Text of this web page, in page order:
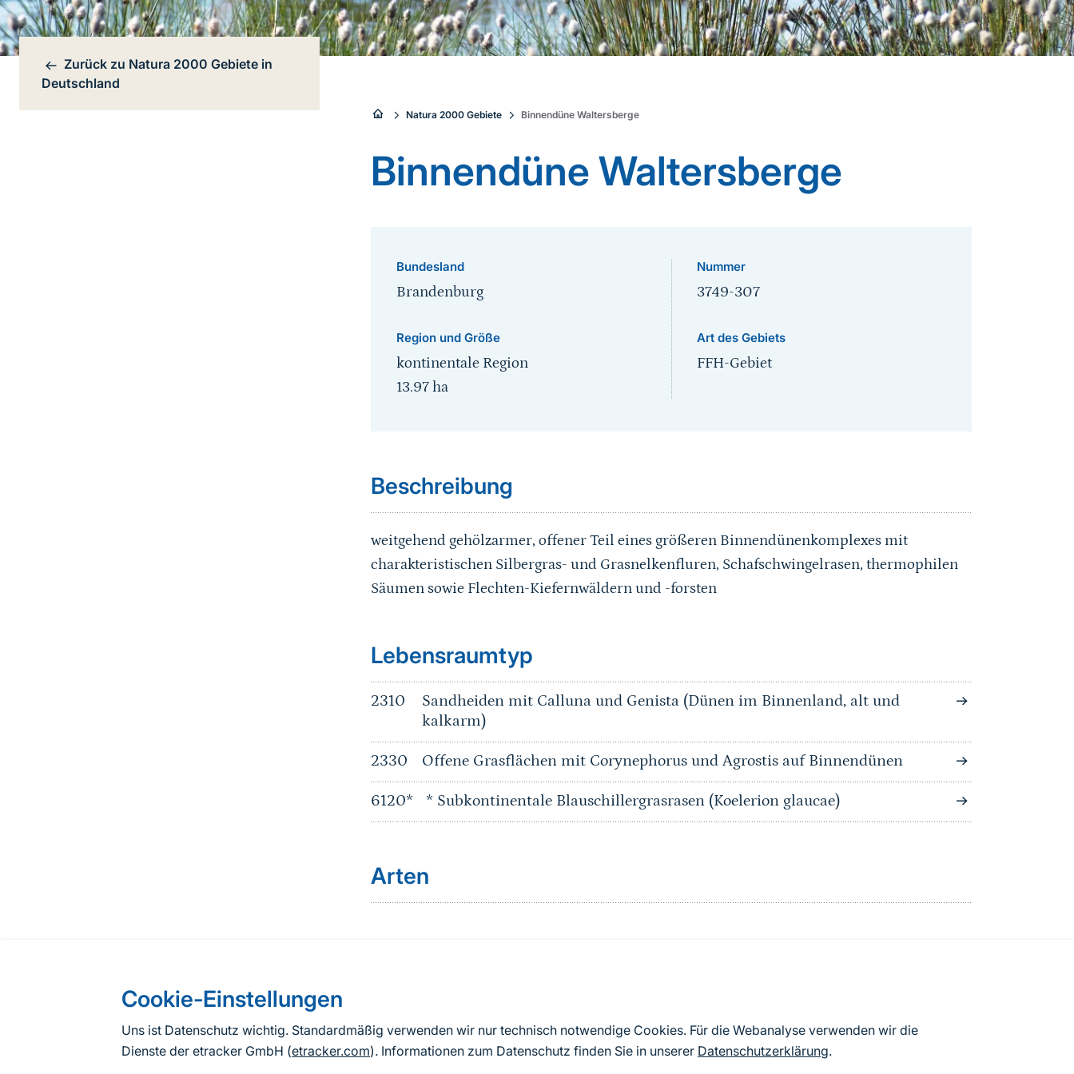
Cookie-Einstellungen
Uns ist Datenschutz wichtig. Standardmäßig verwenden wir nur technisch notwendige Cookies. Für die Webanalyse verwenden wir die
Dienste der etracker GmbH (etracker.com). Informationen zum Datenschutz finden Sie in unserer Datenschutzerklärung.
Bereichsnavigation
Zurück zu Natura 2000 Gebiete in
Deutschland
Sie
sind
hier:
Natura 2000 Gebiete Binnendüne Waltersberge
Binnendüne Waltersberge
Bundesland
Brandenburg
Region und Größe
kontinentale Region
13.97ha
Nummer
3749-307
Art des Gebiets
FFH-Gebiet
Beschreibung
weitgehend gehölzarmer, offener Teil eines größeren Binnendünenkomplexes mit
charakteristischen Silbergras- und Grasnelkenfluren, Schafschwingelrasen, thermophilen
Säumen sowie Flechten-Kiefernwäldern und -forsten
Sprungmarke
Lebensraumtyp
2310
Sandheiden mit Calluna und Genista (Dünen im Binnenland, alt und
kalkarm)
2330 Offene Grasflächen mit Corynephorus und Agrostis auf Binnendünen
6120* * Subkontinentale Blauschillergrasrasen (Koelerion glaucae)
Arten
Nach Angaben der an die EU übermittelten Standarddatenbögen Deutschlands (Stand:
2019). Aus besonderen Schutzgründen enthalten die zur Veröffentlichung freigegebenen